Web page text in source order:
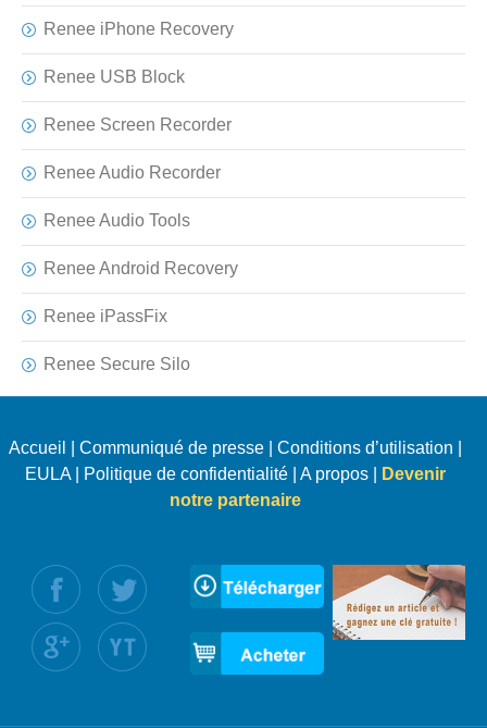
Renee iPhone Recovery
Renee USB Block
Renee Screen Recorder
Renee Audio Recorder
Renee Audio Tools
Renee Android Recovery
Renee iPassFix
Renee Secure Silo
Accueil Communiqué de presse| Conditions d’utilisation
EULA| Politique de confidentialité| A propos|
Devenir
notre partenaire
nous :